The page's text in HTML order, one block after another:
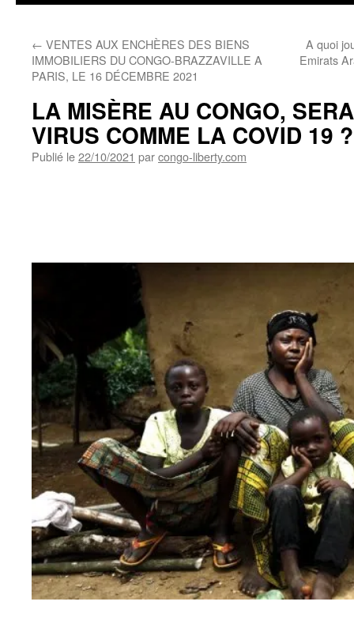
← VENTES AUX ENCHÈRES DES BIENS
IMMOBILIERS DU CONGO-BRAZZAVILLE A
PARIS, LE 16 DÉCEMBRE 2021
A quoi
Emirats
LA MISÈRE AU CONGO,
VIRUS COMME LA COVID 19 ?
Publié le22/10/2021 parcongo-liberty.com